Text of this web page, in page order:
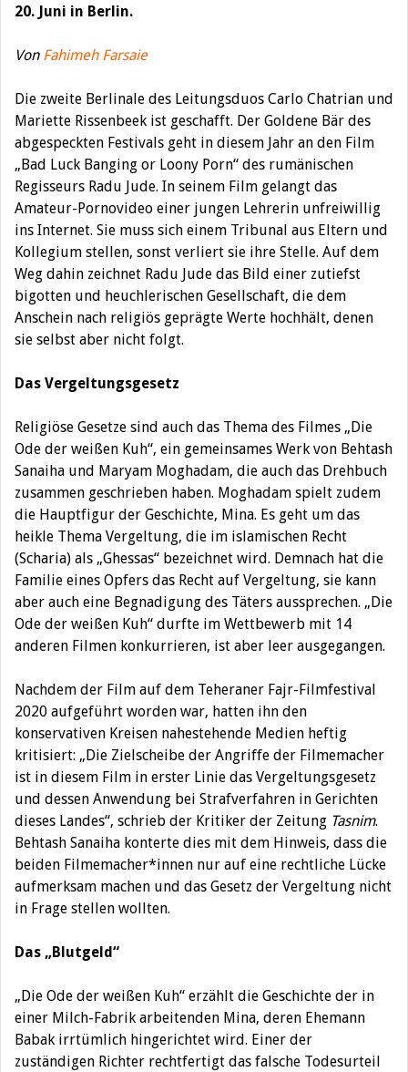
20. Juni in Berlin.
Von Fahimeh Farsaie
Die zweite Berlinale des Leitungsduos Carlo Chatrian und
Mariette Rissenbeek ist geschafft. Der Goldene Bär des
abgespeckten Festivals geht in diesem Jahr an den Film
„Bad Luck Banging or Loony Porn“ des rumänischen
Regisseurs Radu Jude. In seinem Film gelangt das
Amateur-Pornovideo einer jungen Lehrerin unfreiwillig
ins Internet. Sie muss sich einem Tribunal aus Eltern und
Kollegium stellen, sonst verliert sie ihre Stelle. Auf dem
Weg dahin zeichnet Radu Jude das Bild einer zutiefst
bigotten und heuchlerischen Gesellschaft, die dem
Anschein nach religiös geprägte Werte hochhält, denen
sie selbst aber nicht folgt.
Das Vergeltungsgesetz
Religiöse Gesetze sind auch das Thema des Filmes „Die
Ode der weißen Kuh“, ein gemeinsames Werk von Behtash
Sanaiha und Maryam Moghadam, die auch das Drehbuch
zusammen geschrieben haben. Moghadam spielt zudem
die Hauptfigur der Geschichte, Mina. Es geht um das
heikle Thema Vergeltung, die im islamischen Recht
(Scharia) als „Ghessas“ bezeichnet wird. Demnach hat die
Familie eines Opfers das Recht auf Vergeltung, sie kann
aber auch eine Begnadigung des Täters aussprechen. „Die
Ode der weißen Kuh“ durfte im Wettbewerb mit 14
anderen Filmen konkurrieren, ist aber leer ausgegangen.
Nachdem der Film auf dem Teheraner Fajr-Filmfestival
2020 aufgeführt worden war, hatten ihn den
konservativen Kreisen nahestehende Medien heftig
kritisiert: „Die Zielscheibe der Angriffe der Filmemacher
ist in diesem Film in erster Linie das Vergeltungsgesetz
und dessen Anwendung bei Strafverfahren in Gerichten
dieses Landes“, schrieb der Kritiker der Zeitung Tasnim.
Behtash Sanaiha konterte dies mit dem Hinweis, dass die
beiden Filmemacher*innen nur auf eine rechtliche Lücke
aufmerksam machen und das Gesetz der Vergeltung nicht
in Frage stellen wollten.
Das „Blutgeld“
„ Die Ode der weißen Kuh“ erzählt die Geschichte der in
einer Milch-Fabrik arbeitenden Mina, deren Ehemann
Babak irrtümlich hingerichtet wird. Einer der
zuständigen Richter rechtfertigt das falsche Todesurteil